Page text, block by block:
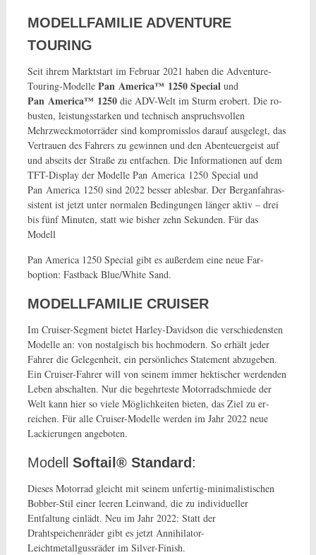
MODELLFAMILIE ADVENTURE
TOURING
Seit ihrem Marktstart im Februar 2021 haben die Adventure-
Touring-Modelle Pan America™ 1250 Special und
Pan America™ 1250die ADV-Welt im Sturm erobert. Die ro­
busten, leistungsstarken und technisch anspruchsvollen
Mehrzweckmotorräder sind kompro­misslos darauf ausgelegt, das
Vertrauen des Fahrers zu gewinnen und den Abenteuergeist auf
und abseits der Straße zu entfachen. Die Informationen auf dem
TFT-Display der Modelle Pan America 1250 Special und
Pan America 1250 sind 2022 besser ablesbar. Der Berganfahras­
sistent ist jetzt unter normalen Bedingungen länger aktiv – drei
bis fünf Minuten, statt wie bis­her zehn Sekunden. Für das
Modell
Pan America 1250 Special gibt es außerdem eine neue Far­
boption: Fastback Blue/White Sand.
MODELLFAMILIE CRUISER
Im Cruiser-Segment bietet Harley-Davidson die verschiedensten
Modelle an: von nostalgisch bis hochmodern. So erhält jeder
Fahrer die Gelegenheit, ein persönliches Statement abzugeben.
Ein Cruiser-Fahrer will von seinem immer hektischer werdenden
Leben abschalten. Nur die be­gehrteste Motorradschmiede der
Welt kann hier so viele Möglichkeiten bieten, das Ziel zu er­
reichen. Für alle Cruiser-Modelle werden im Jahr 2022 neue
Lackierungen angeboten.
Modell Softail ®Standard :
Dieses Motorrad gleicht mit seinem unfertig-minimalistischen
Bob­ber-Stil einer leeren Leinwand, die zu individueller
Entfaltung einlädt. Neu im Jahr 2022: Statt der
Drahtspeichenräder gibt es jetzt Annihilator-
Leichtmetallgussräder im Silver-Finish.